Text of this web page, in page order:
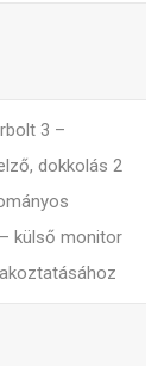
3 –
dokkolás 2
külső monitor